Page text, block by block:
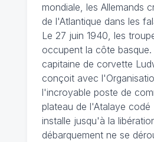
mondiale, les Allemands
de l'Atlantique dans les
Le 27 juin 1940, les
occupent la côte basque.
capitaine de corvette
conçoit avec
l'incroyable poste de
plateau de l'Atalaye
installe jusqu'à la
débarquement ne se